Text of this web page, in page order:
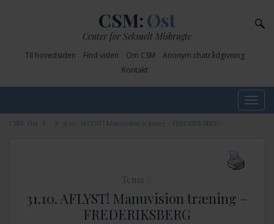
CSM:Øst
Center for Seksuelt Misbrugte
Til hovedsiden Find viden Om CSM
Anonym chatrådgivning
Kontakt
Toggle
CSM: Øst 31.10. AFLYST! Manuvision træning – FREDERIKSBERG
Tema //
31.10. AFLYST! Manuvision træning –
FREDERIKSBERG